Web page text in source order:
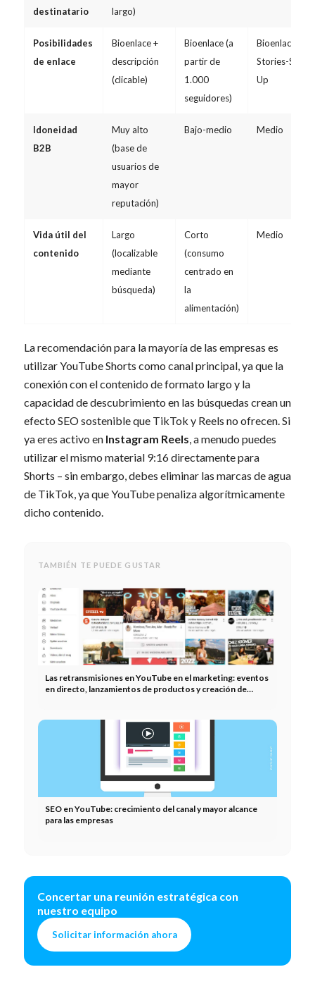
destinatario
largo)
Posibilidades
de enlace
Bioenlace +
descripción
(clicable)
Bioenlace (a
partir de
1.000
seguidores)
Bioenlace +
Stories-
Up
Idoneidad
B2B
Muy alto
(base de
usuarios de
mayor
reputación)
Bajo-medio Medio
Vida útil del
contenido
Largo
(localizable
mediante
búsqueda)
Corto
(consumo
centrado en
la
alimentación)
Medio
La recomendación para la mayoría de las empresas es
utilizar YouTube Shorts como canal principal, ya que la
conexión con el contenido de formato largo y la
capacidad de descubrimiento en las búsquedas crean un
efecto SEO sostenible que TikTok y Reels no ofrecen. Si
ya eres activo en Instagram Reels, a menudo puedes
utilizar el mismo material 9:16 directamente para
Shorts – sin embargo, debes eliminar las marcas de agua
de TikTok, ya que YouTube penaliza algorítmicamente
dicho contenido.
TAMBIÉN TE PUEDE GUSTAR
Las retransmisiones en YouTube en el marketing: eventos
en directo, lanzamientos de productos y creación de
SEO en YouTube: crecimiento del canal y mayor alcance
para las empresas
Concertar una reunión estratégica con
nuestro equipo
Solicitar información ahora